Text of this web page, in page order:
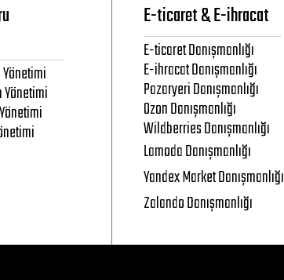
Yönetimi
E-ticaret & E-ihracat
E-ticaret Danışmanlığı
E-ihracat Danışmanlığı
Pazaryeri Danışmanlığı
Ozon Danışmanlığı
Wildberries Danışmanlığı
Lamoda Danışmanlığı
Yandex Market Danışmanlığı
Zalando Danışmanlığı